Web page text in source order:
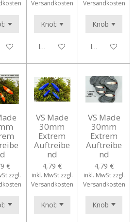
Warenkorb
Versandkosten
In den Warenkorb
Versandkosten
In den
€
zzgl.
VS Made
30mm
Extrem
Auftreibe
nd
4,79 €
inkl. MwSt zzgl.
Versandkosten
VS Made
30mm
Extrem
Auftreibe
nd
4,79 €
inkl. MwSt zzgl.
Versandkosten